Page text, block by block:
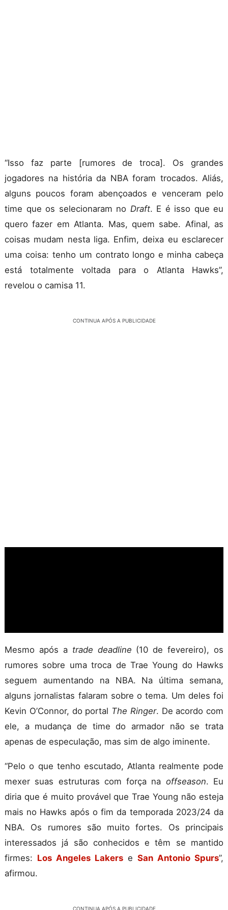
“Isso faz parte [rumores de troca]. Os grandes
jogadores na história da NBA foram trocados. Aliás,
alguns poucos foram abençoados e venceram pelo
time que os selecionaram no Draft. E é isso que eu
quero fazer em Atlanta. Mas, quem sabe. Afinal, as
coisas mudam nesta liga. Enfim, deixa eu esclarecer
uma coisa: tenho um contrato longo e minha cabeça
está totalmente voltada para o Atlanta Hawks”,
revelou o camisa 11.
CONTINUA APÓS A PUBLICIDADE
Mesmo após a trade deadline (10 de fevereiro), os
rumores sobre uma troca de Trae Young do Hawks
seguem aumentando na NBA. Na última semana,
alguns jornalistas falaram sobre o tema. Um deles foi
Kevin O’Connor, do portal The Ringer. De acordo com
ele, a mudança de time do armador não se trata
apenas de especulação, mas sim de algo iminente.
“Pelo o que tenho escutado, Atlanta realmente pode
mexer suas estruturas com força na offseason. Eu
diria que é muito provável que Trae Young não esteja
mais no Hawks após o fim da temporada 2023/24 da
NBA. Os rumores são muito fortes. Os principais
interessados já são conhecidos e têm se mantido
firmes: Los Angeles Lakers e San Antonio Spurs”,
afirmou.
CONTINUA APÓS A PUBLICIDADE